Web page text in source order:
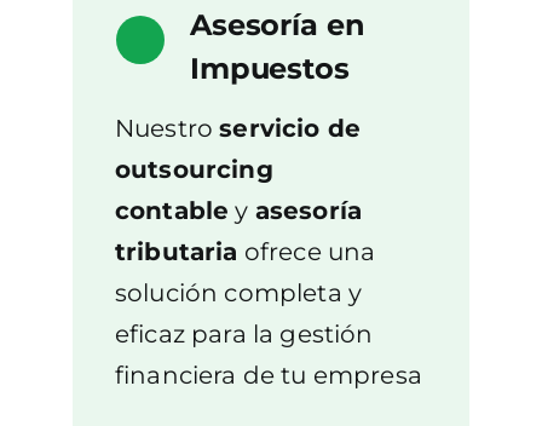
Asesoría en
Impuestos
Nuestroservicio de
outsourcing
contable y asesoría
tributaria ofrece una
solución completa y
eficaz para la gestión
financiera de tu empresa